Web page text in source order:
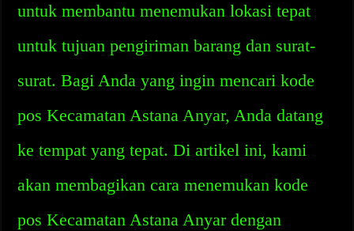
untuk membantu menemukan lokasi tepat
untuk tujuan pengiriman barang dan surat-
surat. Bagi Anda yang ingin mencari kode
pos Kecamatan Astana Anyar, Anda datang
ke tempat yang tepat. Di artikel ini, kami
akan membagikan cara menemukan kode
pos Kecamatan Astana Anyar dengan